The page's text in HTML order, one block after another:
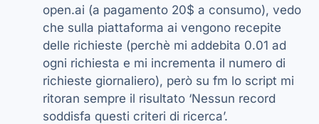
open.ai (a pagamento 20$ a consumo), vedo
che sulla piattaforma ai vengono recepite
delle richieste (perchè mi addebita 0.01 ad
ogni richiesta e mi incrementa il numero di
richieste giornaliero), però su fm lo script mi
ritoran sempre il risultato ‘Nessun record
soddisfa questi criteri di ricerca’.